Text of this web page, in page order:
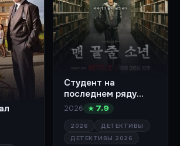
Студент на
последнем ряду
(сериал 2026)
2026 ★ 7.9
2026
ДЕТЕКТИВЫ
ДЕТЕКТИВЫ 2026